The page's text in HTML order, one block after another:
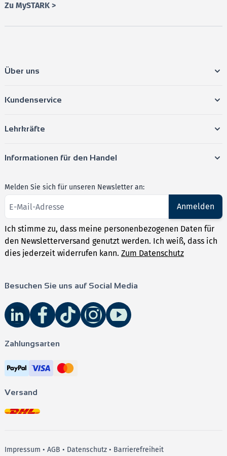
Zu MySTARK >
Über uns
Kundenservice
Lehrkräfte
Informationen für den Handel
Melden Sie sich für unseren Newsletter an:
Anmelden
Ich stimme zu, dass meine personenbezogenen Daten für
den Newsletterversand genutzt werden. Ich weiß, dass ich
dies jederzeit widerrufen kann. Zum Datenschutz
Besuchen Sie uns auf Social Media
Zahlungsarten
Versand
Impressum • AGB • Datenschutz • Barrierefreiheit